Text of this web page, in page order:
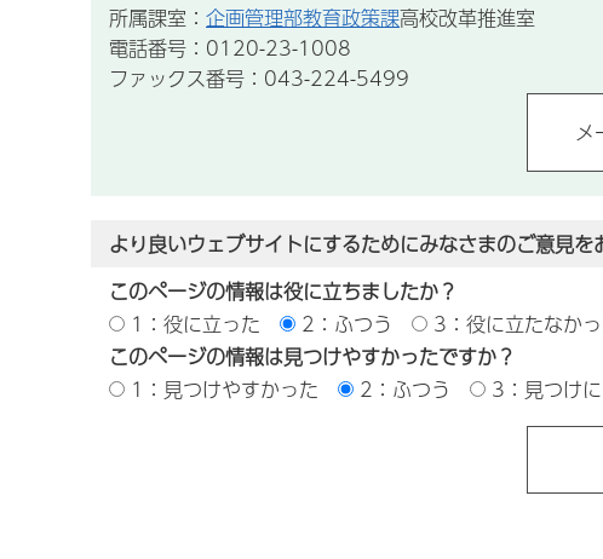
所属課室： 企画管理部教育政策課高校改革推進室
電話番号：0120-23-1008
ファックス番号：043-224-5499
より良いウェブサイトにするためにみなさまのご意見を
このページの情報は役に立ちましたか？
1：役に立った
2：ふつう
3：役に立たなか
このページの情報は見つけやすかったですか？
1：見つけやすかった
2：ふつう 3：見つけ